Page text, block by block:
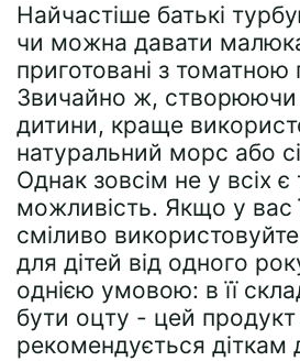
Найчастіше батькі
чи можна давати
приготовані з томатною
Звичайно ж, створюючи
дитини, краще
натуральний морс або
Однак зовсім не у всіх є
можливість. Якщо у вас
сміливо
для дітей від одного
однією умовою: в її
бути оцту - цей
рекомендується діткам